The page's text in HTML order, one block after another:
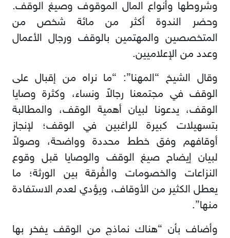
وشروطها وأنواع المال الموقوف وصيغ الوقف.
وحضر الندوة أكثر من مائة شخص من
المتخصصين والمهتمين بالوقف ورجال الأعمال
وعدد من الإعلاميين.
وقال الشيخ “المهنا”: “ما نراه من إقبال على
الوقف في مجتمعنا رجالاً ونساء، وكثرة وصايا
الوقف، يدعونا لبيان أهمية الوقف، والمطالبة
بتسهيلات كبيرة للراغبين في الوقف؛ لإنجاز
أوقافهم وفق خطط محددة وواضحة، وصولاً
لبيان إيضاح صيغ الوقف والوصايا قبل وقوع
النزاعات والخصومات والفُرقة بين الورثة؛ ما
يعطل الكثير من الأوقاف، ويؤدي لعدم الاستفادة
منها”.
وأضاف بأن “هناك نماذج من الوقف يفخر بها